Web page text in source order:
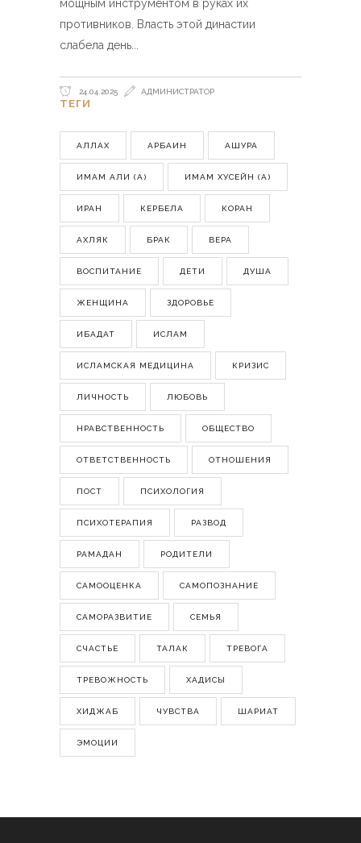
мощным инструментом в руках их
противников. Власть этой династии
слабела день
24.04.2025 АДМИНИСТРАТОР
ТЕГИ
АЛЛАХ АРБАИН АШУРА
ИМАМ АЛИ (А) ИМАМ ХУСЕЙН (А)
ИРАН КЕРБЕЛА КОРАН
АХЛЯК БРАК ВЕРА
ВОСПИТАНИЕ ДЕТИ ДУША
ЖЕНЩИНА ЗДОРОВЬЕ
ИБАДАТ ИСЛАМ
ИСЛАМСКАЯ МЕДИЦИНА КРИЗИС
ЛИЧНОСТЬ ЛЮБОВЬ
НРАВСТВЕННОСТЬ ОБЩЕСТВО
ОТВЕТСТВЕННОСТЬ ОТНОШЕНИЯ
ПОСТ ПСИХОЛОГИЯ
ПСИХОТЕРАПИЯ РАЗВОД
РАМАДАН РОДИТЕЛИ
САМООЦЕНКА САМОПОЗНАНИЕ
САМОРАЗВИТИЕ СЕМЬЯ
СЧАСТЬЕ ТАЛАК ТРЕВОГА
ТРЕВОЖНОСТЬ ХАДИСЫ
ХИДЖАБ ЧУВСТВА ШАРИАТ
ЭМОЦИИ